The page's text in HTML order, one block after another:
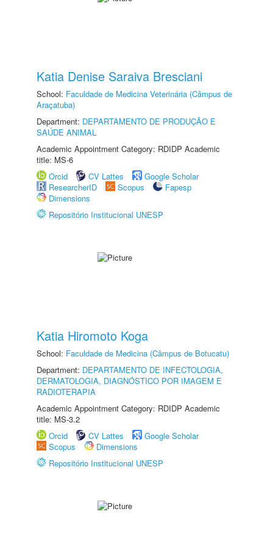
Katia Denise Saraiva Bresciani
School: Faculdade de Medicina Veterinária (Câmpus de
Araçatuba)
Department: DEPARTAMENTO DE PRODUÇÃO E
SAÚDE ANIMAL
Academic Appointment Category: RDIDP Academic
title: MS-6
Orcid
CV Lattes
Google Scholar
ResearcherID
Scopus
Fapesp
Dimensions
Repositório Institucional UNESP
Katia Hiromoto Koga
School: Faculdade de Medicina (Câmpus de Botucatu)
Department: DEPARTAMENTO DE INFECTOLOGIA,
DERMATOLOGIA, DIAGNÓSTICO POR IMAGEM E
RADIOTERAPIA
Academic Appointment Category: RDIDP Academic
title: MS-3.2
Orcid
CV Lattes
Google Scholar
Scopus
Dimensions
Repositório Institucional UNESP